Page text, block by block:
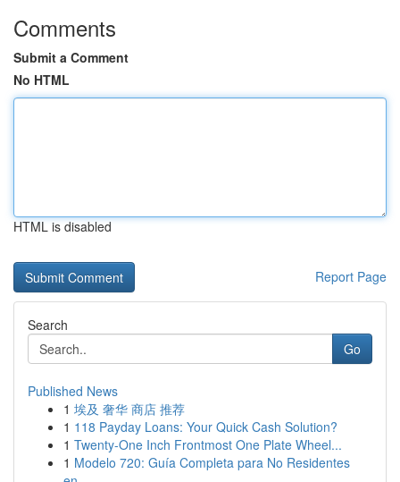
Comments
Submit a Comment
No HTML
HTML is disabled
Report Page
Search
Go
Published News
1 埃及 奢华 商店 推荐
1 118 Payday Loans: Your Quick Cash Solution?
1 Twenty-One Inch Frontmost One Plate Wheel...
1 Modelo 720: Guía Completa para No Residentes